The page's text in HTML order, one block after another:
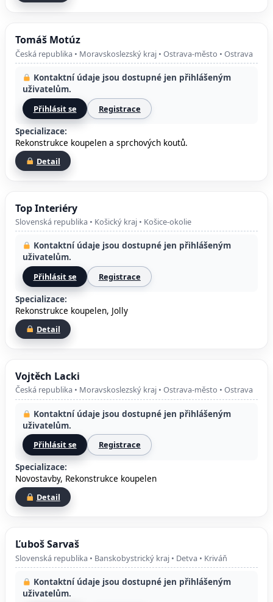
Tomáš Motúz
Česká republika • Moravskoslezský kraj • Ostrava-město • Ostrava
Kontaktní údaje jsou dostupné jen přihlášeným
uživatelům.
Přihlásit se Registrace
Specializace:
Rekonstrukce koupelen a sprchových koutů.
Detail
Top Interiéry
Slovenská republika • Košický kraj • Košice-okolie
Kontaktní údaje jsou dostupné jen přihlášeným
uživatelům.
Přihlásit se Registrace
Specializace:
Rekonstrukce koupelen, Jolly
Detail
Vojtěch Lacki
Česká republika • Moravskoslezský kraj • Ostrava-město • Ostrava
Kontaktní údaje jsou dostupné jen přihlášeným
uživatelům.
Přihlásit se Registrace
Specializace:
Novostavby, Rekonstrukce koupelen
Detail
Ľuboš Sarvaš
Slovenská republika • Banskobystrický kraj • Detva • Kriváň
Kontaktní údaje jsou dostupné jen přihlášeným
uživatelům.